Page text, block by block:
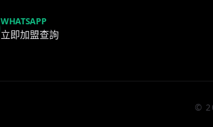
WHATSAPP
立即加盟查詢
©